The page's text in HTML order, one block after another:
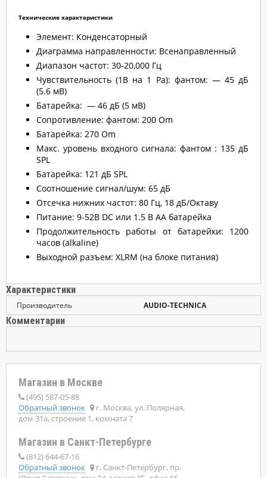
Технические характеристики
Элемент: Конденсаторный
Диаграмма направленности: Всенаправленный
Диапазон частот: 30-20,000 Гц
Чувствительность (1В на 1 Pa): фантом: — 45 дБ
(5.6 мВ)
Батарейка: — 46 дБ (5 мВ)
Сопротивление: фантом: 200 Оm
Батарейка: 270 Оm
Макс. уровень входного сигнала: фантом : 135 дБ
SPL
Батарейка: 121 дБ SPL
Соотношение сигнал/шум: 65 дБ
Отсечка нижних частот: 80 Гц, 18 дБ/Октаву
Питание: 9-52В DC или 1.5 В AA батарейка
Продолжительность работы от батарейки: 1200
часов (alkaline)
Выходной разъем: XLRM (на блоке питания)
Характеристики
Производитель AUDIO-TECHNICA
Комментарии
Магазин в Москве
(495) 587-05-88
Обратный звонок
г. Москва, ул. Полярная,
дом 31а, строение 1, комната 7
Магазин в Санкт-Петербурге
(812) 644-67-16
Обратный звонок
г. Санкт-Петербург, пр.